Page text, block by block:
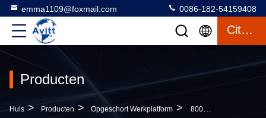
emma1109@foxmail.com 0086-182-54159408
Citaat
Producten
Huis > Producten > Opgeschort Werkplatform > 800 Kg Bouw Hangend Platform / Wieg / Podium Vensterreiniging Lift